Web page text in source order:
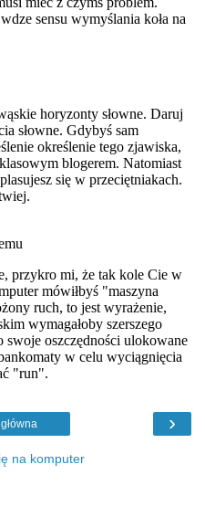
›
na komputer